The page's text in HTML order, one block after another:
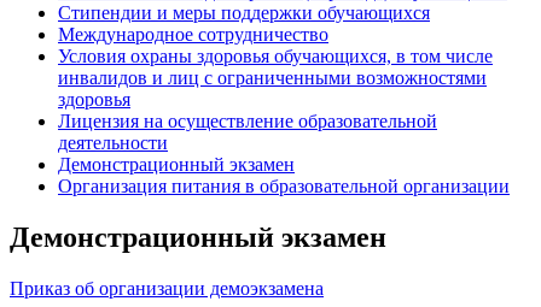
Стипендии и меры поддержки обучающихся
Международное сотрудничество
Условия охраны здоровья обучающихся, в том числе
инвалидов и лиц с ограниченными возможностями
здоровья
Лицензия на осуществление образовательной
деятельности
Демонстрационный экзамен
Организация питания в образовательной организации
Демонстрационный экзамен
Приказ об организации демоэкзамена